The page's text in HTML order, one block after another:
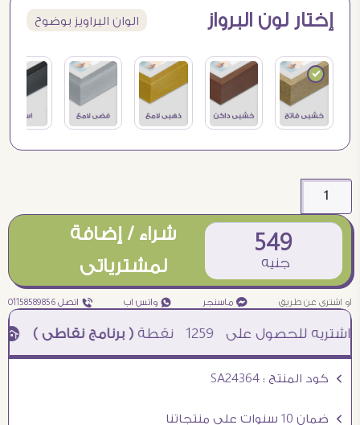
إختار لون البرواز الوان البراويز بوضوح
549
جنيه
شراء / إضافة
لمشترياتى
او اشترى عن طريق ¥ ماسنجر ₧ واتس اب ƒ اتصل 01158589856
1259 نقطة( برنامج نقاطى )à خصم 5% للعملاء الجدد à شحن مجانى عند الشراء ب 4000 جنيه à
Ö كود المنتج : SA24364
Ö ضمان 10 سنوات على منتجاتنا